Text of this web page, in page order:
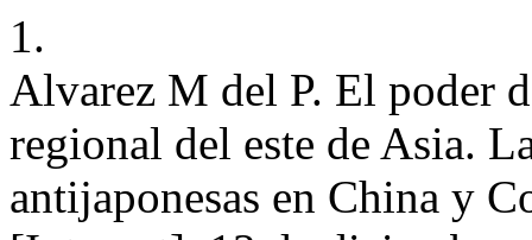
1.
Alvarez M del P. El poder
regional del este de Asia.
antijaponesas en China y